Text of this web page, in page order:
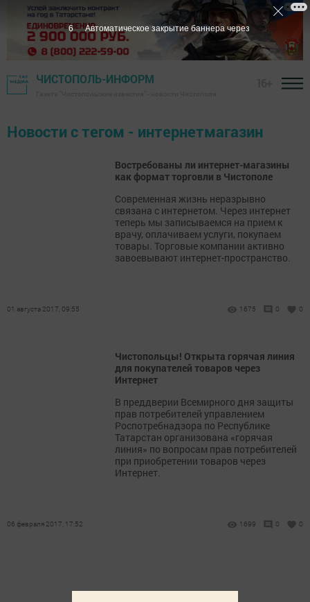
ЧИСТОПОЛЬ-ИНФОРМ
Новости с тегом - интернетмагазин
Востребованы ли интернет-магазины
как формат торговли в Чистополе
Современная жизнь неразрывно
связана с интернетом. Через интернет
теперь мы записываемся на прием к
врачу, оплачиваем услуги, покупаем
товары. Торговые компании активно
завоевывают интернет-пространство.
01 августа 2017, 09:55 1675 0 0
Чистопольцы! Открыта горячая линия
для покупателей товаров через
Интернет
В преддверии Всемирного дня защиты
прав потребителей управлением
Роспотребнадзора по Республике
Татарстан организована «горячая
линия» по вопросам прав потребителей
при приобретении товаров через
Интернет.
06 февраля 2017, 17:52 1699 0 0
6 Автоматическое закрытие баннера через